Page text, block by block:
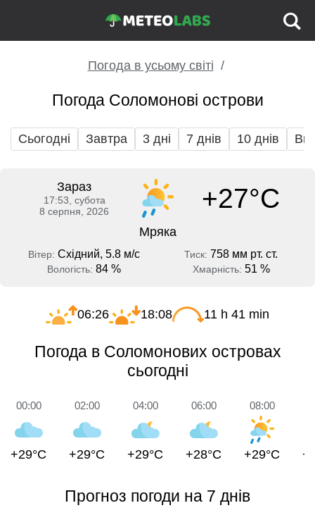
Погода в усьому світі
Погода Соломонові острови
Сьогодні Завтра 3 дні 7 днів 10 днів
Зараз
17:53, субота
8 серпня, 2026
+27°C
Мряка
Вітер: Східний, 5.8 м/с Тиск: 758 мм рт. ст.
Вологість: 84 % Хмарність: 51 %
06:26 18:08 11 h 41 min
Погода в Соломонових островах
сьогодні
00:00
+29°C
02:00
+29°C
04:00
+29°C
06:00
+28°C
08:00
+29°C
Прогноз погоди на 7 днів